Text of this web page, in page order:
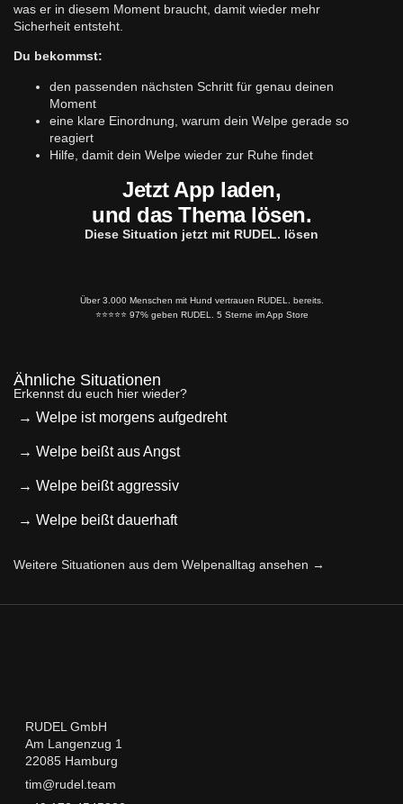
was er in diesem Moment braucht, damit wieder mehr
Sicherheit entsteht.
Du bekommst:
den passenden nächsten Schritt für genau deinen
Moment
eine klare Einordnung, warum dein Welpe gerade so
reagiert
Hilfe, damit dein Welpe wieder zur Ruhe findet
Jetzt App laden,
und das Thema lösen.
Diese Situation jetzt mit RUDEL. lösen
Über 3.000 Menschen mit Hund vertrauen RUDEL. bereits.
⭐️⭐️⭐️⭐️⭐️ 97% geben RUDEL. 5 Sterne im App Store
Ähnliche Situationen
Erkennst du euch hier wieder?
→ Welpe ist morgens aufgedreht
→ Welpe beißt aus Angst
→ Welpe beißt aggressiv
→ Welpe beißt dauerhaft
Weitere Situationen aus dem Welpenalltag ansehen →
RUDEL GmbH
Am Langenzug 1
22085 Hamburg
tim@rudel.team